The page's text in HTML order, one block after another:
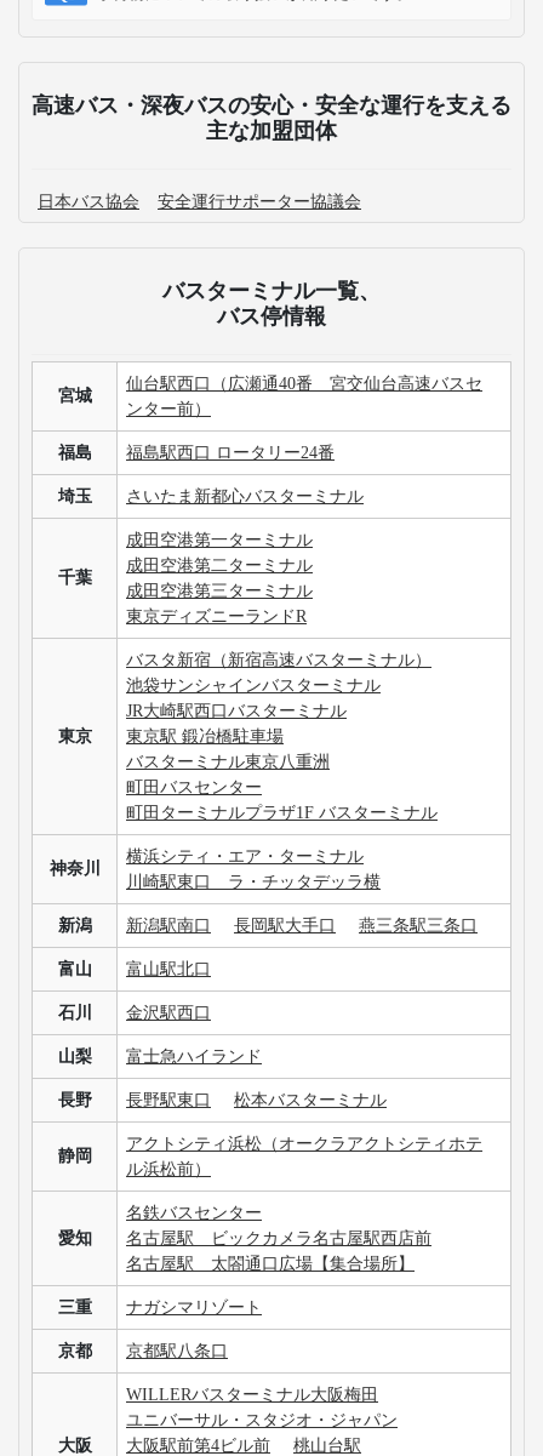
高速バス・深夜バスの安心・安全な運行を支える
主な加盟団体
日本バス協会 安全運行サポーター協議会
バスターミナル一覧、
バス停情報
宮城
仙台駅西口（広瀬通40番 宮交仙台高速バスセ
ンター前）
福島 福島駅西口 ロータリー24番
埼玉 さいたま新都心バスターミナル
千葉
成田空港第一ターミナル
成田空港第二ターミナル
成田空港第三ターミナル
東京ディズニーランドR
東京
バスタ新宿（新宿高速バスターミナル）
池袋サンシャインバスターミナル
JR大崎駅西口バスターミナル
東京駅 鍛冶橋駐車場
バスターミナル東京八重洲
町田バスセンター
町田ターミナルプラザ1F バスターミナル
神奈川
横浜シティ・エア・ターミナル
川崎駅東口 ラ・チッタデッラ横
新潟 新潟駅南口 長岡駅大手口 燕三条駅三条口
富山 富山駅北口
石川 金沢駅西口
山梨 富士急ハイランド
長野 長野駅東口 松本バスターミナル
静岡
アクトシティ浜松（オークラアクトシティホテ
ル浜松前）
愛知
名鉄バスセンター
名古屋駅 ビックカメラ名古屋駅西店前
名古屋駅 太閤通口広場【集合場所】
三重 ナガシマリゾート
京都 京都駅八条口
大阪
WILLERバスターミナル大阪梅田
ユニバーサル・スタジオ・ジャパン
大阪駅前第4ビル前
桃山台駅